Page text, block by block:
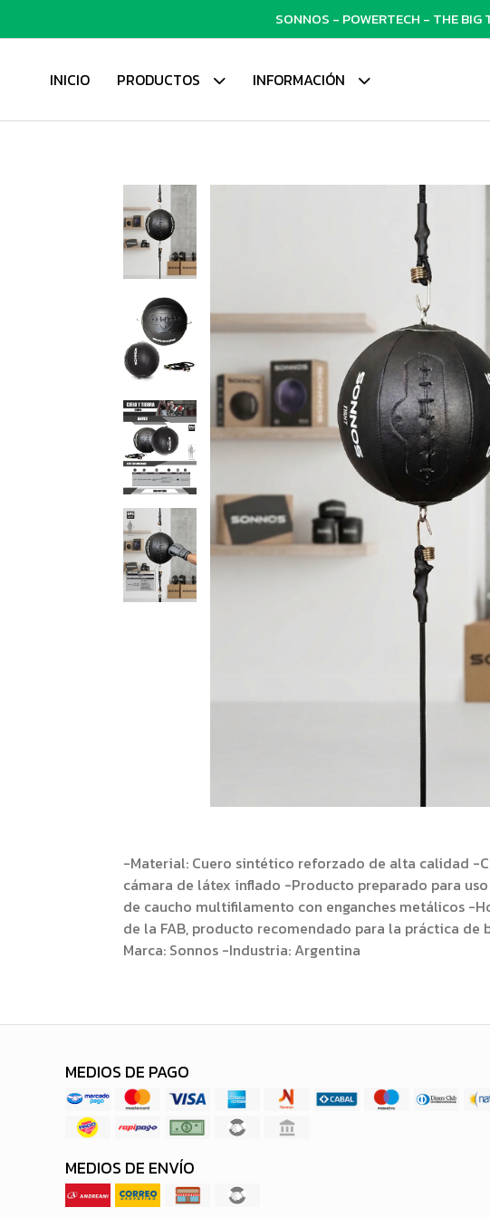
SONNOS - POWERTECH - THE
INICIO PRODUCTOS INFORMACIÓN
-Material: Cuero sintético reforzado de alta calidad -
cámara de látex inflado -Producto preparado para
de caucho multifilamento con enganches metálicos -
de la FAB, producto recomendado para la práctica de
Marca: Sonnos -Industria: Argentina
MEDIOS DE PAGO
MEDIOS DE ENVÍO